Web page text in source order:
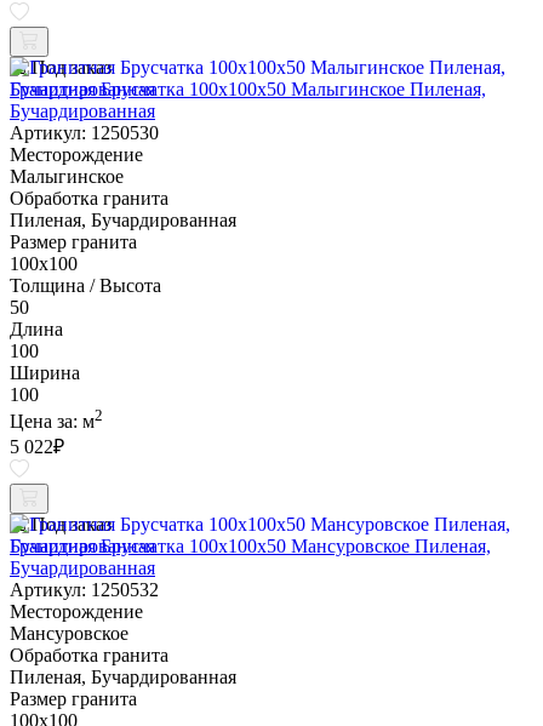
Под заказ
Гранитная Брусчатка 100х100x50 Малыгинское Пиленая,
Бучардированная
Артикул: 1250530
Месторождение
Малыгинское
Обработка гранита
Пиленая, Бучардированная
Размер гранита
100х100
Толщина / Высота
50
Длина
100
Ширина
100
Цена за: м2
5 022₽
Под заказ
Гранитная Брусчатка 100х100x50 Мансуровское Пиленая,
Бучардированная
Артикул: 1250532
Месторождение
Мансуровское
Обработка гранита
Пиленая, Бучардированная
Размер гранита
100х100